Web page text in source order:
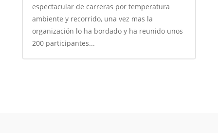
espectacular de carreras por temperatura
ambiente y recorrido, una vez mas la
organización lo ha bordado y ha reunido unos
200 participantes...